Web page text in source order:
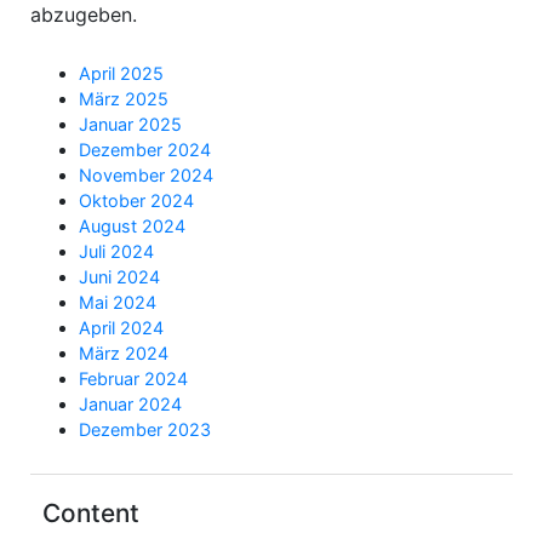
abzugeben.
April 2025
März 2025
Januar 2025
Dezember 2024
November 2024
Oktober 2024
August 2024
Juli 2024
Juni 2024
Mai 2024
April 2024
März 2024
Februar 2024
Januar 2024
Dezember 2023
Content